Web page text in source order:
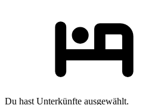
Du hast Unterkünfte ausgewählt.